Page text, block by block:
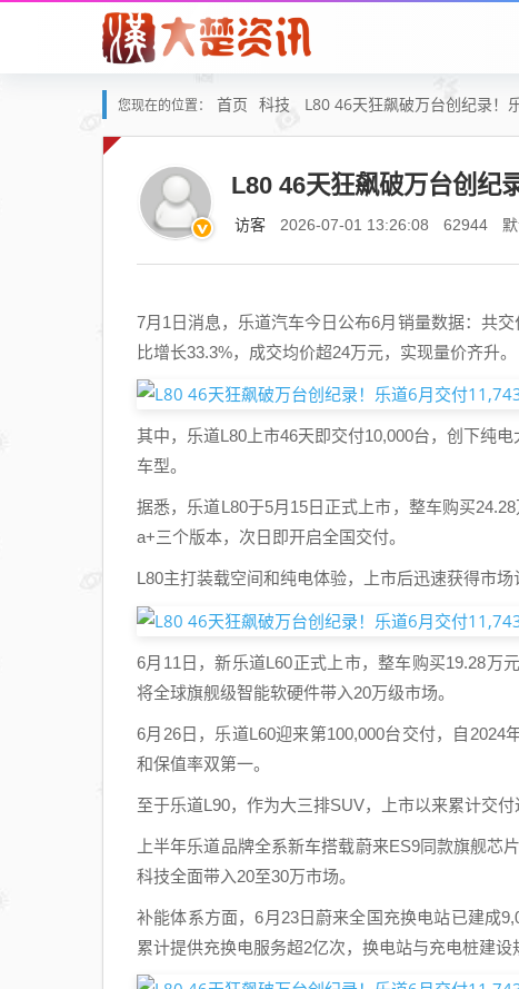
您现在的位置： 首页 科技 L80 46天狂飙破万台创纪录！
L80 46天狂飙破万台创纪
访客 2026-07-01 13:26:08 62944
7月1日消息，乐道汽车今日公布6月销量数据：共
比增长33.3%，成交均价超24万元，实现量价齐升。
其中，乐道L80上市46天即交付10,000台，创下纯
车型。
据悉，乐道L80于5月15日正式上市，整车购买
a+三个版本，次日即开启全国交付。
L80主打装载空间和纯电体验，上市后迅速获得市
6月11日，新乐道L60正式上市，整车购买19.28万
将全球旗舰级智能软硬件带入20万级市场。
6月26日，乐道L60迎来第100,000台交付，自
和保值率双第一。
至于乐道L90，作为大三排SUV，上市以来累计交
上半年乐道品牌全系新车搭载蔚来ES9同款旗舰
科技全面带入20至30万市场。
补能体系方面，6月23日蔚来全国充换电站已建成
累计提供充换电服务超2亿次，换电站与充电桩建设